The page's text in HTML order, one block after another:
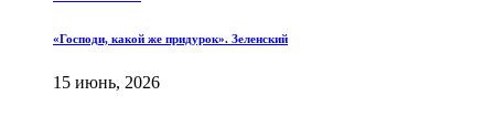
«Господи, какой же придурок». Зеленский
15 июнь, 2026